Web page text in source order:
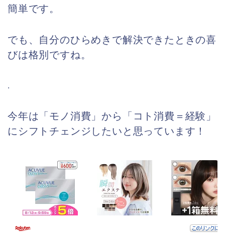
簡単です。
でも、自分のひらめきで解決できたときの喜
びは格別ですね。
.
今年は「モノ消費」から「コト消費＝経験」
にシフトチェンジしたいと思っています！